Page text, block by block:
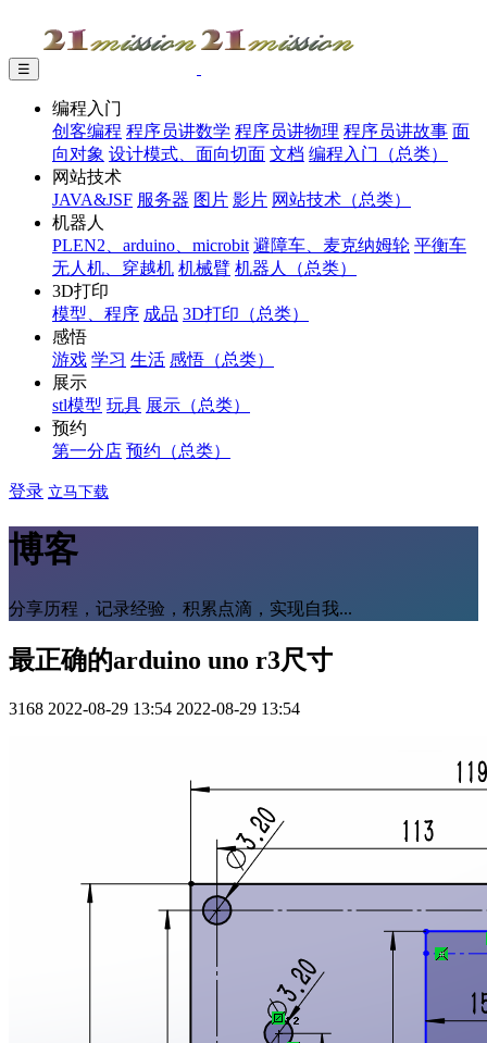
☰
编程入门
创客编程 程序员讲数学 程序员讲物理 程序员讲故事 面
向对象 设计模式、面向切面 文档 编程入门（总类）
网站技术
JAVA&JSF 服务器 图片 影片 网站技术（总类）
机器人
PLEN2、arduino、microbit 避障车、麦克纳姆轮 平衡车
无人机、穿越机 机械臂 机器人（总类）
3D打印
模型、程序 成品 3D打印（总类）
感悟
游戏 学习 生活 感悟（总类）
展示
stl模型 玩具 展示（总类）
预约
第一分店 预约（总类）
登录 立马下载
博客
分享历程，记录经验，积累点滴，实现自我...
最正确的arduino uno r3尺寸
3168 2022-08-29 13:54 2022-08-29 13:54